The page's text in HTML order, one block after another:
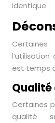
identique.
est temps
Qualité
Certaines
qualité